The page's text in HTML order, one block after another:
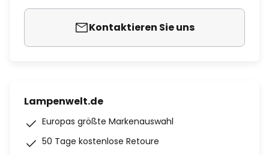
Kontaktieren Sie uns
Lampenwelt.de
Europas größte Markenauswahl
50 Tage kostenlose Retoure